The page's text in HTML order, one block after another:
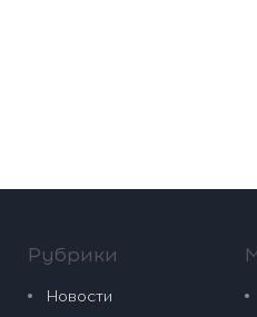
Рубрики
Новости